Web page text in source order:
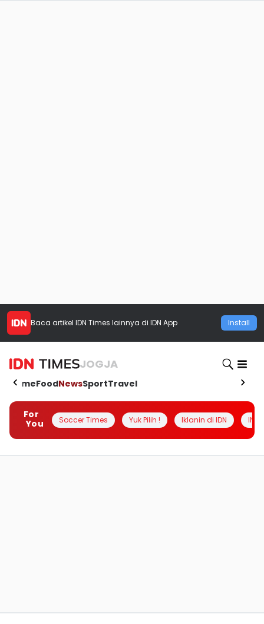
Baca artikel IDN Times lainnya di IDN App Install
JOGJA
HomeFoodNewsSportTravel
For
You
Soccer Times Yuk Pilih ! Iklanin di IDN